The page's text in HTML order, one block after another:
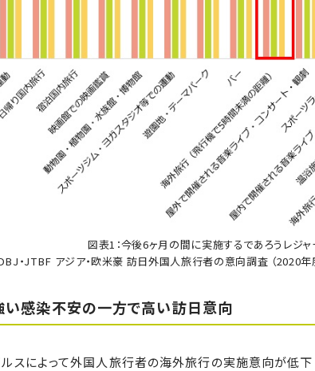
図表1：今後6ヶ月の間に実施するであろうレジ
DBJ・JTBF アジア・欧米豪 訪日外国人旅行者の意向調査 （2020
い感染不安の一方で高い訪日意向
ルスによって外国人旅行者の海外旅行の実施意向が低